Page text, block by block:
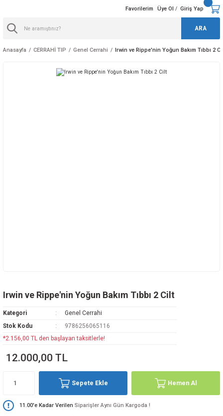
ARA
Favorilerim Üye Ol / Giriş Yap
Anasayfa CERRAHİ TIP Genel Cerrahi Irwin ve Rippe'nin Yoğun Bakım Tıbbı 2
Irwin ve Rippe'nin Yoğun Bakım Tıbbı 2 Cilt
Kategori
Genel Cerrahi
Stok Kodu
9786256065116
*2.156,00 TL den başlayan taksitlerle!
12.000,00 TL
Sepete Ekle Hemen Al
11.00'e Kadar Verilen Siparişler Aynı Gün Kargoda !